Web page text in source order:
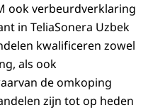
ook verbeurdverklaring
in TeliaSonera Uzbek
kwalificeren zowel
als ook
de omkoping
zijn tot op heden